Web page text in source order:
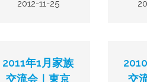
2012-11-25
2011年1月家族
交流会｜東京
交